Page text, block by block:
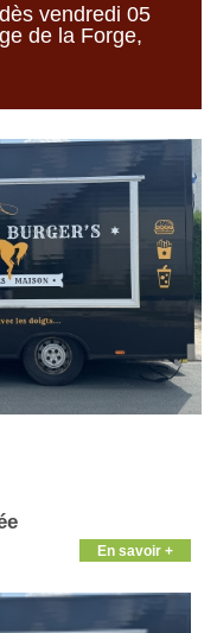
vendredi 05
de la Forge,
En savoir +